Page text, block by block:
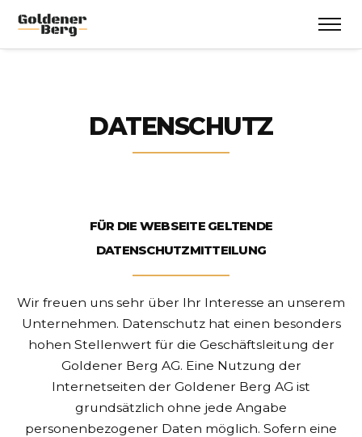
DATENSCHUTZ
FÜR DIE WEBSEITE GELTENDE
DATENSCHUTZMITTEILUNG
Wir freuen uns sehr über Ihr Interesse an unserem
Unternehmen. Datenschutz hat einen besonders
hohen Stellenwert für die Geschäftsleitung der
Goldener Berg AG. Eine Nutzung der
Internetseiten der Goldener Berg AG ist
grundsätzlich ohne jede Angabe
personenbezogener Daten möglich. Sofern eine